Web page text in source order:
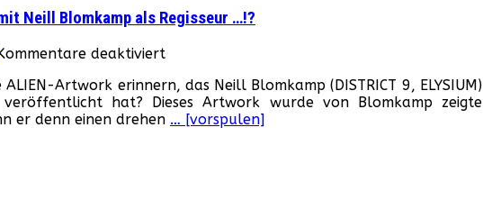
Neill Blomkamp als Regisseur …!?
deaktiviertfür
will
einen
fünften
Artwork erinnern, das Neill Blomkamp (DISTRICT 9, ELYSIUM)
hat? Dieses Artwork wurde von Blomkamp zeigte
er denn einen drehen … [vorspulen]